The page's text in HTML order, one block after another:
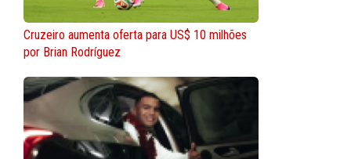
Cruzeiro aumenta oferta para US$ 10 milhões
por Brian Rodríguez